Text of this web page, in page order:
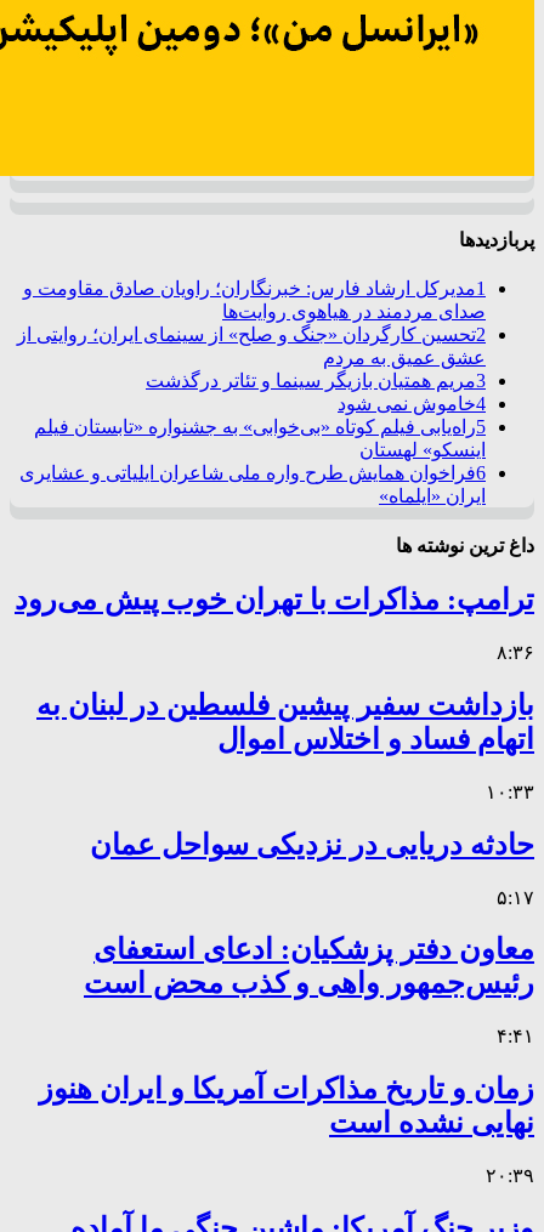
پربازدیدها
1مدیرکل ارشاد فارس: خبرنگاران؛ راویان صادق مقاومت و
صدای مردمند در هیاهوی روایت‌ها
2تحسین کارگردان «جنگ و صلح» از سینمای ایران؛ روایتی از
عشق عمیق به مردم
3مریم همتیان بازیگر سینما و تئاتر درگذشت
4خاموش نمی شود
5راه‌یابی فیلم کوتاه «بی‌خوابی» به جشنواره «تابستان فیلم
اینسکو» لهستان
6فراخوان همایش طرح واره ملی شاعران ایلیاتی و عشایری
ایران «ایلماه»
داغ ترین نوشته ها
ترامپ: مذاکرات با تهران خوب پیش می‌رود
۸:۳۶
بازداشت سفیر پیشین فلسطین در لبنان به
اتهام فساد و اختلاس اموال
۱۰:۳۳
حادثه دریایی در نزدیکی سواحل عمان
۵:۱۷
معاون دفتر پزشکیان: ادعای استعفای
رئیس‌جمهور واهی و کذب محض است
۴:۴۱
زمان و تاریخ مذاکرات آمریکا و ایران هنوز
نهایی نشده است
۲۰:۳۹